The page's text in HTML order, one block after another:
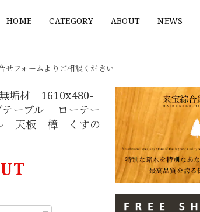
HOME CATEGORY ABOUT NEWS
せフォームよりご相談ください
垢材 1610x480-
テーブル ローテー
天板 樟 くすの